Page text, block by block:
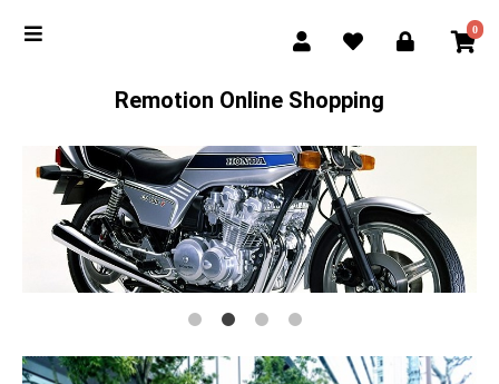
0
Remotion Online Shopping